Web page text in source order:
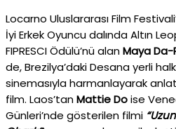
Locarno Uluslararası Film
İyi Erkek Oyuncu dalında Altın
FIPRESCI Ödülü’nü alanMaya Da-
de, Brezilya’daki Desana yerli
sinemasıyla harmanlayarak
film. Laos’tanMattie Doise
Günleri’nde gösterilen filmi